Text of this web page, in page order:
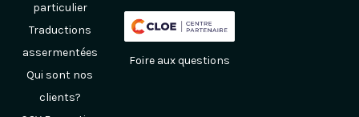
particulier
Traductions
assermentées
Qui sont nos
clients?
Foire aux questions